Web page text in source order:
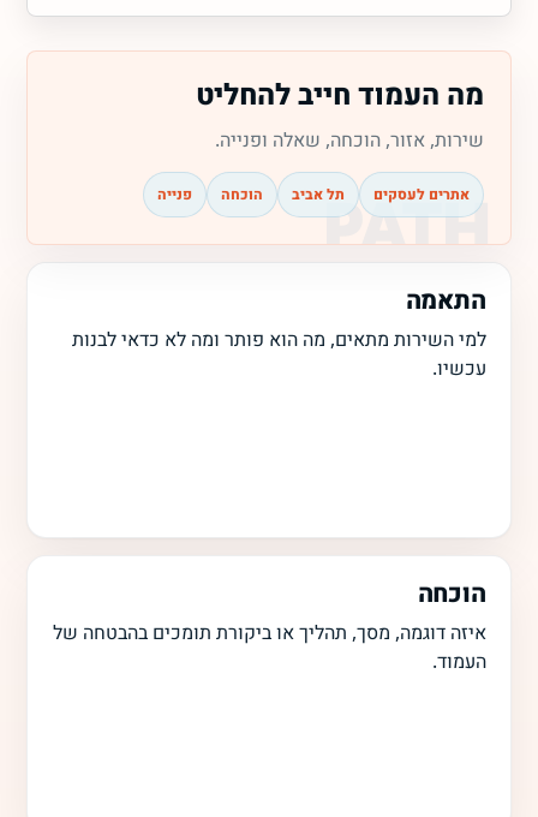
מה העמוד חייב להחליט
שירות, אזור, הוכחה, שאלה ופנייה.
אתרים לעסקים תל אביב הוכחה פנייה
התאמה
למי השירות מתאים, מה הוא פותר ומה לא כדאי לבנות
עכשיו.
הוכחה
איזה דוגמה, מסך, תהליך או ביקורת תומכים בהבטחה של
העמוד.